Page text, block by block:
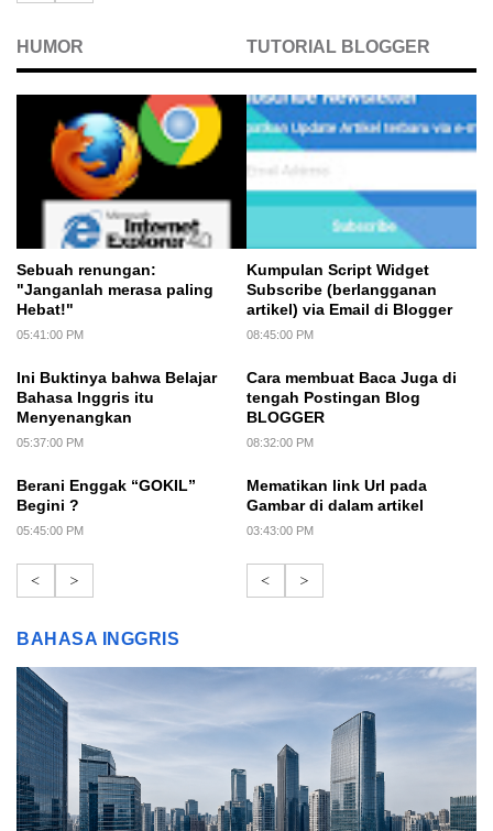
HUMOR
Sebuah renungan:
"Janganlah merasa paling
Hebat!"
05:41:00 PM
Ini Buktinya bahwa Belajar
Bahasa Inggris itu
Menyenangkan
05:37:00 PM
Berani Enggak “GOKIL”
Begini ?
05:45:00 PM
< >
TUTORIAL BLOGGER
Kumpulan Script Widget
Subscribe (berlangganan
artikel) via Email di Blogger
08:45:00 PM
Cara membuat Baca Juga di
tengah Postingan Blog
BLOGGER
08:32:00 PM
Mematikan link Url pada
Gambar di dalam artikel
03:43:00 PM
< >
BAHASA INGGRIS